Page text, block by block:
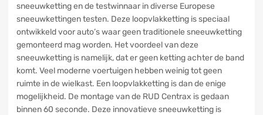
sneeuwketting en de testwinnaar in diverse Europese
sneeuwkettingen testen. Deze loopvlakketting is speciaal
ontwikkeld voor auto’s waar geen traditionele sneeuwketting
gemonteerd mag worden. Het voordeel van deze
sneeuwketting is namelijk, dat er geen ketting achter de band
komt. Veel moderne voertuigen hebben weinig tot geen
ruimte in de wielkast. Een loopvlakketting is dan de enige
mogelijkheid. De montage van de RUD Centrax is gedaan
binnen 60 seconde. Deze innovatieve sneeuwketting is